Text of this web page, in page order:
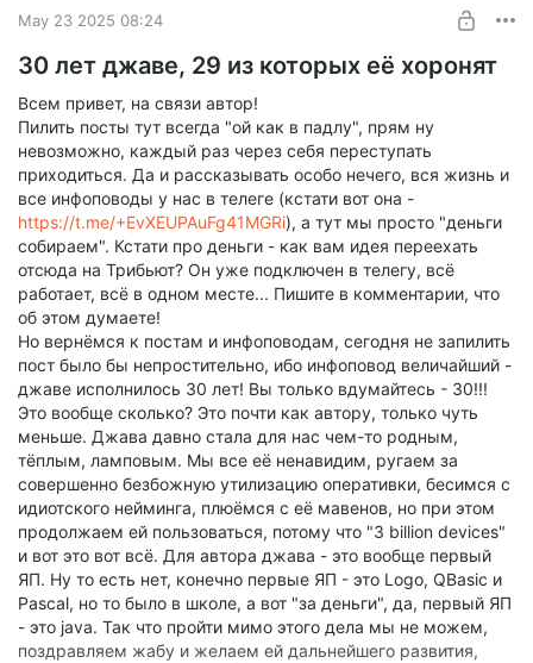
May 23 2025 08:24
30 лет джаве, 29 из которых её хоронят
Всем привет, на связи автор!
Пилить посты тут всегда "ой как в падлу", прям ну
невозможно, каждый раз через себя переступать
приходиться. Да и рассказывать особо нечего, вся жизнь и
все инфоповоды у нас в телеге (кстати вот она -
https://t.me/+EvXEUPAuFg41MGRi), а тут мы просто "деньги
собираем". Кстати про деньги - как вам идея переехать
отсюда на Трибьют? Он уже подключен в телегу, всё
работает, всё в одном месте... Пишите в комментарии, что
об этом думаете!
Но вернёмся к постам и инфоповодам, сегодня не запилить
пост было бы непростительно, ибо инфоповод величайший -
джаве исполнилось 30 лет! Вы только вдумайтесь - 30!!!
Это вообще сколько? Это почти как автору, только чуть
меньше. Джава давно стала для нас чем-то родным,
тёплым, ламповым. Мы все её ненавидим, ругаем за
совершенно безбожную утилизацию оперативки, бесимся с
идиотского нейминга, плюёмся с её мавенов, но при этом
продолжаем ей пользоваться, потому что "3 billion devices"
и вот это вот всё. Для автора джава - это вообще первый
ЯП. Ну то есть нет, конечно первые ЯП - это Logo, QBasic и
Pascal, но то было в школе, а вот "за деньги", да, первый ЯП
- это java. Так что пройти мимо этого дела мы не можем,
поздравляем жабу и желаем ей дальнейшего развития,